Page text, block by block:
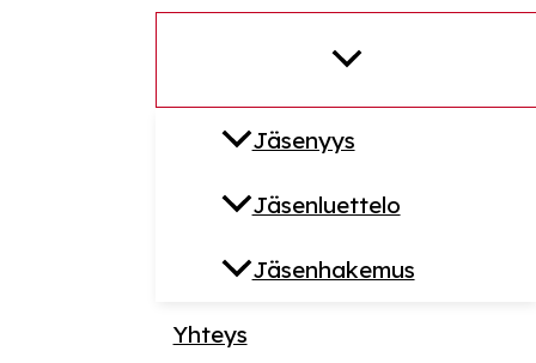
Jäsenyys
Jäsenluettelo
Jäsenhakemus
Yhteys